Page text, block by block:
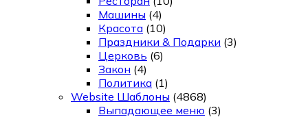
Машины (4)
Красота (10)
Праздники & Подарки (3)
Церковь (6)
Закон (4)
Политика (1)
Website Шаблоны (4868)
Выпадающее меню (3)